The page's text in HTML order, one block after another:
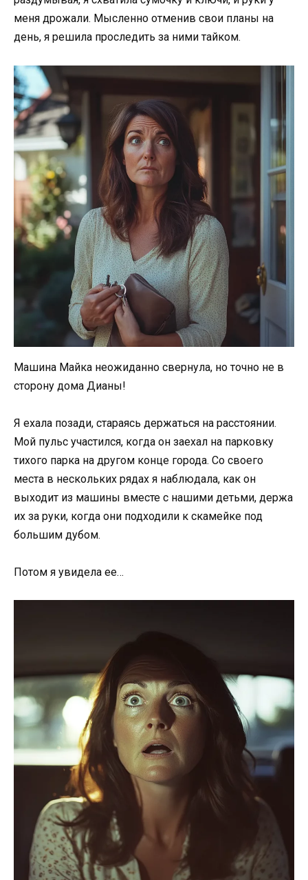
меня дрожали. Мысленно отменив свои планы на
день, я решила проследить за ними тайком.
Машина Майка неожиданно свернула, но точно не в
сторону дома Дианы!
Я ехала позади, стараясь держаться на расстоянии.
Мой пульс участился, когда он заехал на парковку
тихого парка на другом конце города. Со своего
места в нескольких рядах я наблюдала, как он
выходит из машины вместе с нашими детьми, держа
их за руки, когда они подходили к скамейке под
большим дубом.
Потом я увидела ее…